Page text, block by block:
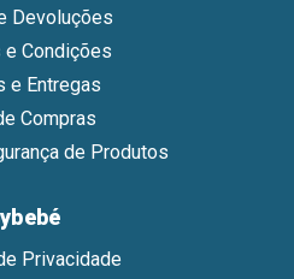
Devoluções
e Condições
e Entregas
Compras
de Produtos
Privacidade